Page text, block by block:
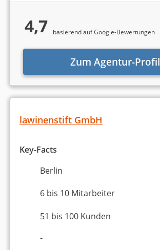
4,7 basierend auf Google-Bewertungen
Zum Agentur-Profil
lawinenstift GmbH
Key-Facts
Berlin
6 bis 10 Mitarbeiter
51 bis 100 Kunden
-